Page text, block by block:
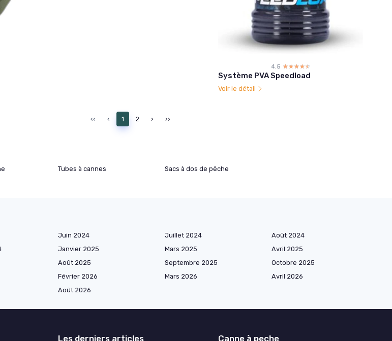
4.5 ☆☆☆☆☆
★★★★★
Système PVA Speedload
Voir le détail
‹‹ ‹ 1 2 › ››
Tubes à cannes Sacs à dos de pêche
Juin 2024 Juillet 2024
Août 2024
Janvier 2025 Mars 2025
Avril 2025
Août 2025 Septembre 2025
Octobre 2025
Février 2026 Mars 2026
Avril 2026
Août 2026
Les derniers articles Canne à peche